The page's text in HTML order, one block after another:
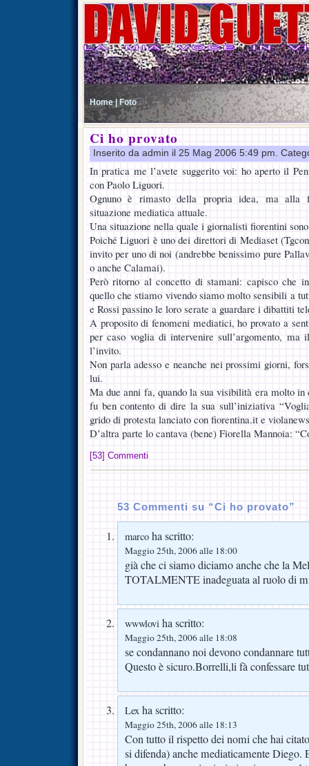
Home | Foto
Ci ho provato
Inserito da admin il 25 Mag 2006 5:49 pm.
In pratica me l’avete suggerito voi: ho aperto il
con Paolo Liguori.
Ognuno è rimasto della propria idea, ma alla
situazione mediatica attuale.
Una situazione nella quale i giornalisti fiorentini
Poiché Liguori è uno dei direttori di Mediaset
invito per uno di noi (andrebbe benissimo pure
o anche Calamai).
Però ritorno al concetto di stamani: capisco che
quello che stiamo vivendo siamo molto sensibili a
e Rossi passino le loro serate a guardare i dibattiti
A proposito di fenomeni mediatici, ho provato a
per caso voglia di intervenire sull’argomento, ma
l’invito.
Non parla adesso e neanche nei prossimi giorni,
lui.
Ma due anni fa, quando la sua visibilità era molto
fu ben contento di dire la sua sull’iniziativa
grido di protesta lanciato con fiorentina.it e
D’altra parte lo cantava (bene) Fiorella Mannoia:
[53] Commenti
53 Commenti su “Ci ho provato”
marco ha scritto:
Maggio 25th, 2006 alle 18:00
già che ci siamo diciamo anche che la
TOTALMENTE inadeguata al ruolo di
wwwlovi ha scritto:
Maggio 25th, 2006 alle 18:08
se condannano noi devono condannare
Questo è sicuro.Borrelli,li fà confessare
Lex ha scritto:
Maggio 25th, 2006 alle 18:13
Con tutto il rispetto dei nomi che hai
si difenda) anche mediaticamente Diego.